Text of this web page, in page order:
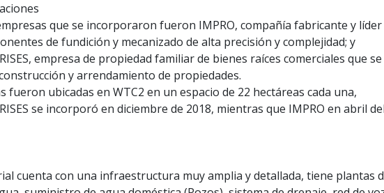
que se incorporaron fueron IMPRO, compañía fabricante y líder
de fundición y mecanizado de alta precisión y complejidad; y
empresa de propiedad familiar de bienes raíces comerciales que se
y arrendamiento de propiedades.
fueron ubicadas en WTC2 en un espacio de 22 hectáreas cada una,
se incorporó en diciembre de 2018, mientras que IMPRO en abril
cuenta con una infraestructura muy amplia y detallada, tiene plantas